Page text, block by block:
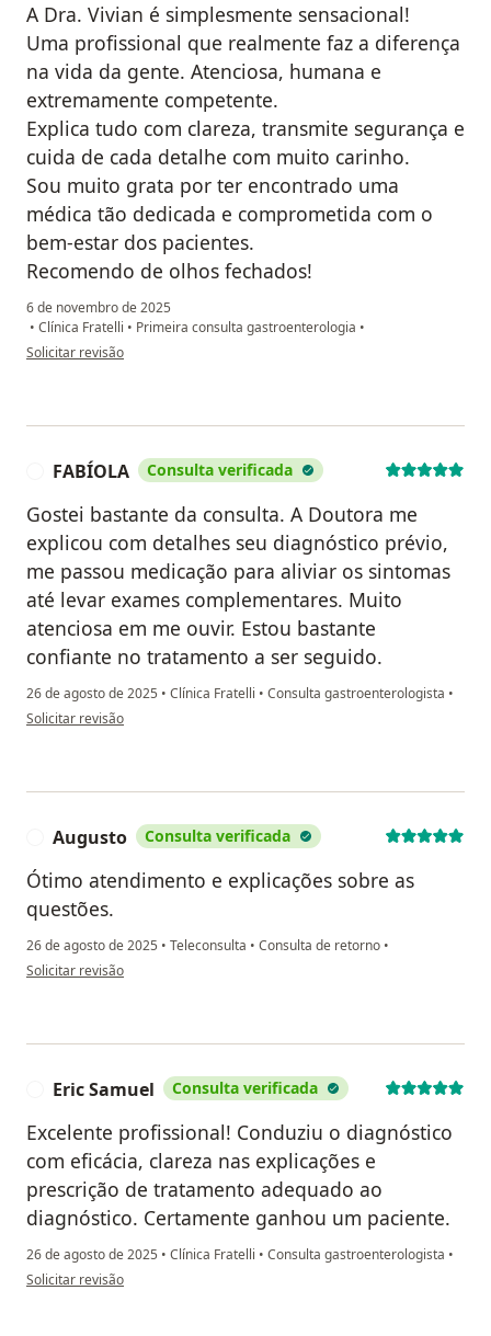
A Dra. Vivian é simplesmente sensacional!
Uma profissional que realmente faz a diferença
na vida da gente. Atenciosa, humana e
extremamente competente.
Explica tudo com clareza, transmite segurança e
cuida de cada detalhe com muito carinho.
Sou muito grata por ter encontrado uma
médica tão dedicada e comprometida com o
bem-estar dos pacientes.
Recomendo de olhos fechados!
6 de novembro de 2025
• Clínica Fratelli • Primeira consulta gastroenterologia •
na opinião do utilizador Maria Michelle de Souza Amador
Solicitar revisão
FABÍOLA Consulta verificada
Gostei bastante da consulta. A Doutora me
explicou com detalhes seu diagnóstico prévio,
me passou medicação para aliviar os sintomas
até levar exames complementares. Muito
atenciosa em me ouvir. Estou bastante
confiante no tratamento a ser seguido.
26 de agosto de 2025 • Clínica Fratelli • Consulta gastroenterologista •
na opinião do utilizador FABÍOLA
Solicitar revisão
Augusto Consulta verificada
Ótimo atendimento e explicações sobre as
questões.
26 de agosto de 2025 • Teleconsulta • Consulta de retorno •
na opinião do utilizador Augusto
Solicitar revisão
Eric Samuel Consulta verificada
Excelente profissional! Conduziu o diagnóstico
com eficácia, clareza nas explicações e
prescrição de tratamento adequado ao
diagnóstico. Certamente ganhou um paciente.
26 de agosto de 2025 • Clínica Fratelli • Consulta gastroenterologista •
na opinião do utilizador Eric Samuel
Solicitar revisão